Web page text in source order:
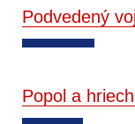
Podvedený
Popol a